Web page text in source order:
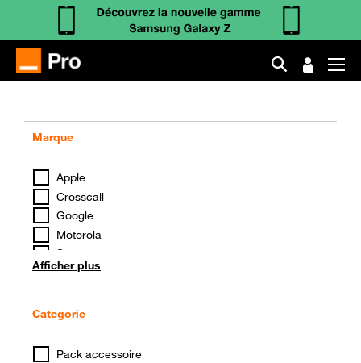
Marque
Apple
Crosscall
Google
Motorola
Samsung
Xiaomi
Afficher plus
Categorie
Pack accessoire